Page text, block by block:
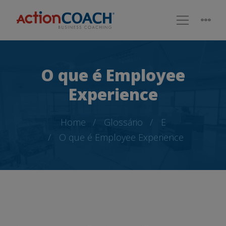
O que é Employee
Experience
Home Glossário
E
O que é Employee Experience